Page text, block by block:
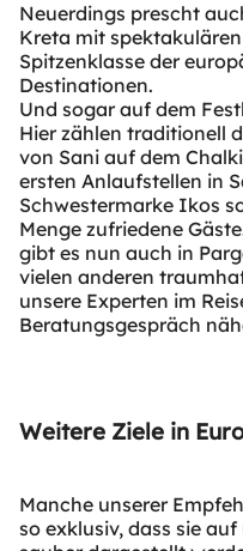
Neuerdings prescht
Kreta mit
Spitzenklasse der
Destinationen.
Und sogar auf dem
Hier zählen traditionell
von Sani auf dem
ersten Anlaufstellen in
Schwestermarke Ikos
Menge zufriedene
gibt es nun auch in
vielen anderen
unsere Experten im
Beratungsgespräch
Weitere Ziele in
Manche unserer
so exklusiv, dass sie